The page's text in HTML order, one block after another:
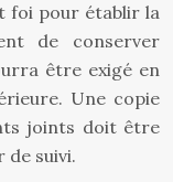
foi pour établir la
de conserver
être exigé en
Une copie
joints doit être
suivi.